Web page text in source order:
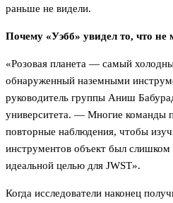
раньше не видели.
Почему «Уэбб» увидел то, что не
«Розовая планета — самый
обнаруженный наземными
руководитель группы Аниш
университета. — Многие команды
повторные наблюдения, чтобы
инструментов объект был слишком
идеальной целью для JWST».
Когда исследователи наконец